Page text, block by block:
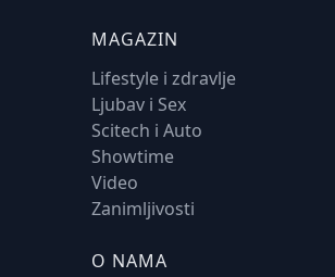
MAGAZIN
Lifestyle i zdravlje
Ljubav i Sex
Scitech i Auto
Showtime
Video
Zanimljivosti
O NAMA